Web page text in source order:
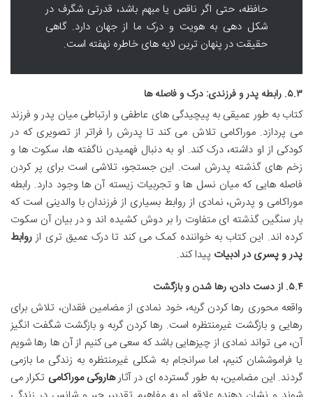
حافظه، حتی اگر ناقص یا مبهم باشد، قدرتی شگرف در
شکل دهی به هویت و درک ما از جهان دارد. گاهی
حقیقت در پنهان ترین لایه های خاطره نهفته است.
۵.۳. رابطه پدر و فرزندی: درک و فاصله ها
کتاب به طور عمیقی به پیچیدگی های عاطفی و ارتباطی میان پدر و فرزند
می پردازد. موراکامی تلاش می کند تا پدرش را فراتر از تصویری که در
کودکی از او داشته، درک کند. او به دنبال فهمیدن ناگفته ها، سکوت ها و
زخم های گذشته پدرش است. این جستجو، تلاشی است برای پر کردن
فاصله هایی که میان نسل ها و تجربیات زیسته آن ها وجود دارد. رابطه
موراکامی و پدرش، نمادی از روابط بسیاری از فرزندان با والدینی است که
بار سنگین گذشته ای متفاوت را بر دوش کشیده اند و در بیان آن سکوت
کرده اند. این کتاب به خواننده کمک می کند تا درک عمیق تری ازروابط
پدر و پسری در ادبیات پیدا کند.
۵.۴. از دست دادن، رها شدن و بازگشت
واقعه محوری رها کردن گربه، خود نمادی از مضامین فقدان، تلاش برای
رهایی و بازگشت غیرمنتظره است. رها کردن گربه و بازگشت شگفت انگیز
آن، می تواند نمادی از چیزهایی باشد که سعی می کنیم از آن ها رها شویم
یا فراموششان کنیم، اما سرانجام به شکلی غیرمنتظره به زندگی ما بازمی
گردند. این مضامین، به طور گسترده ای در آثارهاروکی موراکامی تکرار می